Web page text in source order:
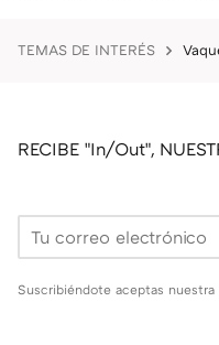
TEMAS DE INTERÉS
RECIBE "In/Out",
Suscribiéndote aceptas nuestra